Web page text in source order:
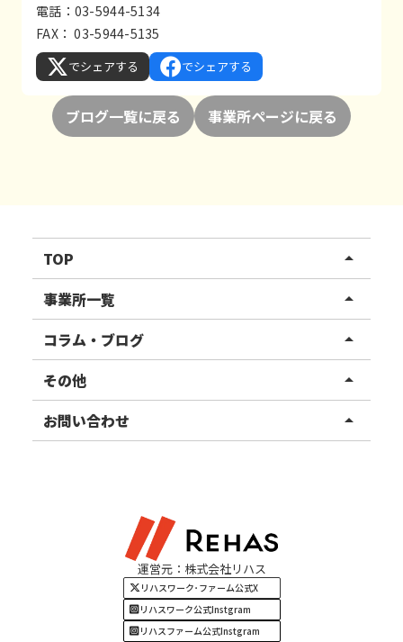
電話：03-5944-5134
FAX： 03-5944-5135
でシェアする でシェアする
ブログ一覧に戻る 事業所ページに戻る
TOP arrow_drop_up
リハスワーク
リハスファーム
事業所一覧 arrow_drop_up
関東エリア
東北エリア
甲信越エリア
四国・九州エリア
コラム・ブログ arrow_drop_up
事業所ブログ
ご利用者様の声
その他 arrow_drop_up
お知らせ
お問い合わせ arrow_drop_up
運営元：株式会社リハス
リハスワーク･ファーム公式X
リハスワーク公式Instgram
リハスファーム公式Instgram